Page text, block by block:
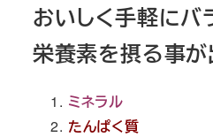
おいしく手軽にバ
栄養素を摂る事が
ミネラル
たんぱく質